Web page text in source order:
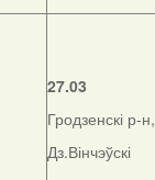
27.03
Гродзенскі р-н,
Дз.Вінчэўскі